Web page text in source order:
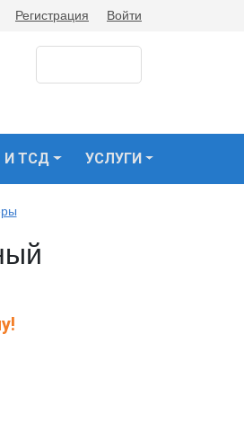
Регистрация Войти
И ТСД УСЛУГИ